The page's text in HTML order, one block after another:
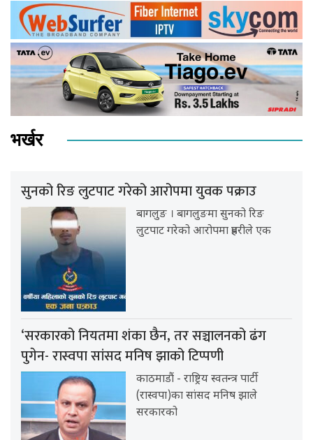
भर्खर
सुनको रिङ लुटपाट गरेको आरोपमा युवक पक्राउ
बागलुङ । बागलुङमा सुनको रिङ
लुटपाट गरेको आरोपमा प्रहरीले एक
‘सरकारको नियतमा शंका छैन, तर सञ्चालनको ढंग
पुगेन- रास्वपा सांसद मनिष झाको टिप्पणी
काठमाडौं - राष्ट्रिय स्वतन्त्र पार्टी
(रास्वपा)का सांसद मनिष झाले
सरकारको